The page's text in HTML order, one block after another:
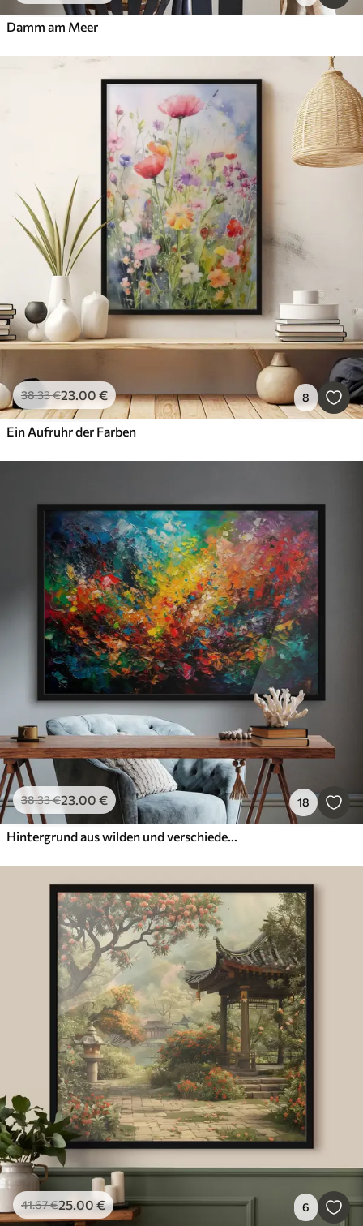
Damm am Meer
38.33€23.00 € 8
Ein Aufruhr der Farben
38.33€23.00 € 18
Hintergrund aus wilden und verschiedenen Farben, die sich überlagern
41.67€25.00 € 6